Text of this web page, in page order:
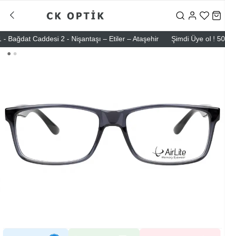
Caddesi 2 - Nişantaşı – Etiler – Ataşehir Şimdi Üye ol ! 5000